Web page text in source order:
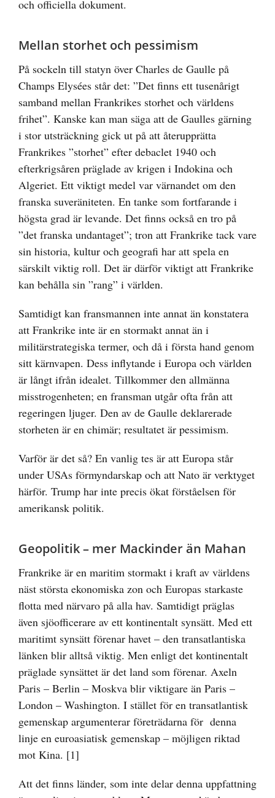
och officiella dokument.
Mellan storhet och pessimism
På sockeln till statyn över Charles de Gaulle på
Champs Elysées står det: ”Det finns ett tusenårigt
samband mellan Frankrikes storhet och världens
frihet”. Kanske kan man säga att de Gaulles gärning
i stor utsträckning gick ut på att återupprätta
Frankrikes ”storhet” efter debaclet 1940 och
efterkrigsåren präglade av krigen i Indokina och
Algeriet. Ett viktigt medel var värnandet om den
franska suveräniteten. En tanke som fortfarande i
högsta grad är levande. Det finns också en tro på
”det franska undantaget”; tron att Frankrike tack vare
sin historia, kultur och geografi har att spela en
särskilt viktig roll. Det är därför viktigt att Frankrike
kan behålla sin ”rang” i världen.
Samtidigt kan fransmannen inte annat än konstatera
att Frankrike inte är en stormakt annat än i
militärstrategiska termer, och då i första hand genom
sitt kärnvapen. Dess inflytande i Europa och världen
är långt ifrån idealet. Tillkommer den allmänna
misstrogenheten; en fransman utgår ofta från att
regeringen ljuger. Den av de Gaulle deklarerade
storheten är en chimär; resultatet är pessimism.
Varför är det så? En vanlig tes är att Europa står
under USAs förmyndarskap och att Nato är verktyget
härför. Trump har inte precis ökat förståelsen för
amerikansk politik.
Geopolitik – mer Mackinder än Mahan
Frankrike är en maritim stormakt i kraft av världens
näst största ekonomiska zon och Europas starkaste
flotta med närvaro på alla hav. Samtidigt präglas
även sjöofficerare av ett kontinentalt synsätt. Med ett
maritimt synsätt förenar havet – den transatlantiska
länken blir alltså viktig. Men enligt det kontinentalt
präglade synsättet är det land som förenar. Axeln
Paris – Berlin – Moskva blir viktigare än Paris –
London – Washington. I stället för en transatlantisk
gemenskap argumenterar företrädarna för denna
linje en euroasiatisk gemenskap – möjligen riktad
mot Kina. [1]
Att det finns länder, som inte delar denna uppfattning